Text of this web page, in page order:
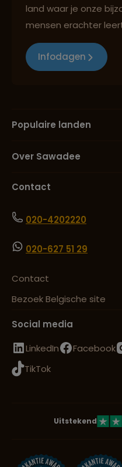
land waar je onze
mensen erachter
Infodagen
Populaire landen
Over Sawadee
Contact
020-4202220
020-627 51 29
Contact
Bezoek Belgische site
Social media
LinkedIn
Facebook
TikTok
Uitstekend